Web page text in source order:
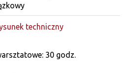
techniczny
30 godz.